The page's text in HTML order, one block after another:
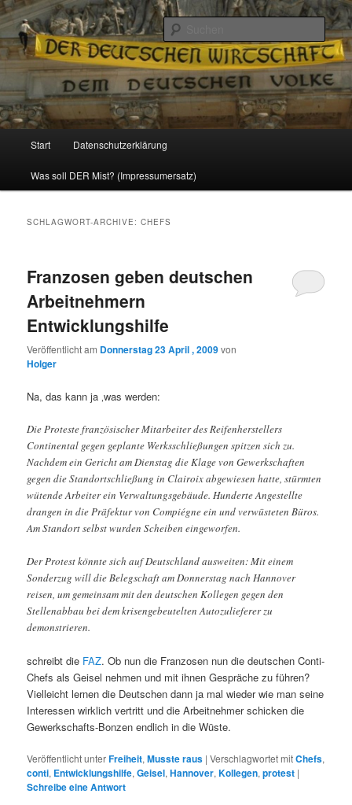
Reizzentrum
Politik, Wirtschaft, Soziales und Gesellschaft
Zum
Inhalt
Zum
sekundären
Start Datenschutzerklärung
Was soll DER Mist? (Impressumersatz)
SCHLAGWORT-ARCHIVE:CHEFS
Franzosen geben deutschen
Arbeitnehmern
Entwicklungshilfe
Veröffentlicht am Donnerstag 23 April , 2009von
Holger
Na, das kann ja ‚was werden:
Die Proteste französischer Mitarbeiter des Reifenherstellers
Continental gegen geplante Werksschließungen spitzen sich zu.
Nachdem ein Gericht am Dienstag die Klage von Gewerkschaften
gegen die Standortschließung in Clairoix abgewiesen hatte, stürmten
wütende Arbeiter ein Verwaltungsgebäude. Hunderte Angestellte
drangen in die Präfektur von Compiégne ein und verwüsteten Büros.
Am Standort selbst wurden Scheiben eingeworfen.
Der Protest könnte sich auf Deutschland ausweiten: Mit einem
Sonderzug will die Belegschaft am Donnerstag nach Hannover
reisen, um gemeinsam mit den deutschen Kollegen gegen den
Stellenabbau bei dem krisengebeutelten Autozulieferer zu
demonstrieren.
schreibt die FAZ. Ob nun die Franzosen nun die deutschen Conti-
Chefs als Geisel nehmen und mit ihnen Gespräche zu führen?
Vielleicht lernen die Deutschen dann ja mal wieder wie man seine
Interessen wirklich vertritt und die Arbeitnehmer schicken die
Gewerkschafts-Bonzen endlich in die Wüste.
Veröffentlicht unterFreiheit,Musste raus |Verschlagwortet mitChefs,
conti, Entwicklungshilfe,Geisel,Hannover,Kollegen,protest |
Schreibe eine Antwort